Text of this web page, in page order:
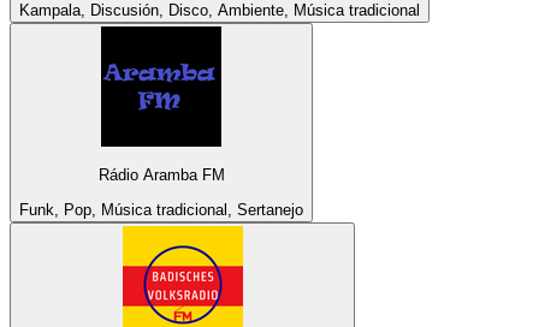
Kampala, Discusión, Disco, Ambiente, Música tradicional
Rádio Aramba FM
Funk, Pop, Música tradicional, Sertanejo